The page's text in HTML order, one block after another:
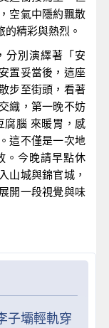
空氣中隱約飄散
精彩與熱烈。
分別演繹著「安
置妥當後，這座
步至街頭，看著
織，第一晚不妨
腐腦 來暖胃，感
這不僅是一次地
。今晚請早點休
山城與錦官城，
開一段視覺與味
子壩輕軌穿